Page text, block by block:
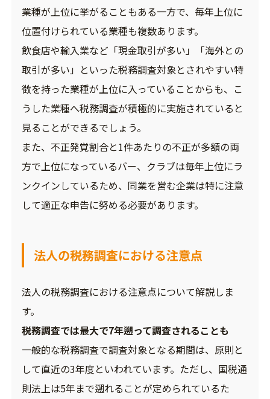
業種が上位に挙がることもある一方で、毎年上位に
位置付けられている業種も複数あります。
飲食店や輸入業など「現金取引が多い」「海外との
取引が多い」といった税務調査対象とされやすい特
徴を持った業種が上位に入っていることからも、こ
うした業種へ税務調査が積極的に実施されていると
見ることができるでしょう。
また、不正発覚割合と1件あたりの不正が多額の両
方で上位になっているバー、クラブは毎年上位にラ
ンクインしているため、同業を営む企業は特に注意
して適正な申告に努める必要があります。
法人の税務調査における注意点
法人の税務調査における注意点について解説しま
す。
税務調査では最大で7年遡って調査されることも
一般的な税務調査で調査対象となる期間は、原則と
して直近の3年度といわれています。ただし、国税通
則法上は5年まで遡れることが定められているた